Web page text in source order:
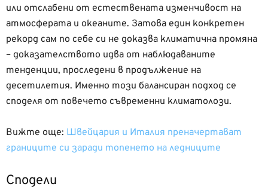
или отслабени от естествената изменчивост на
атмосферата и океаните. Затова един конкретен
рекорд сам по себе си не доказва климатична промяна
– доказателството идва от наблюдаваните
тенденции, проследени в продължение на
десетилетия. Именно този балансиран подход се
споделя от повечето съвременни климатолози.
Вижте още: Швейцария и Италия преначертават
границите си заради топенето на ледниците
Сподели